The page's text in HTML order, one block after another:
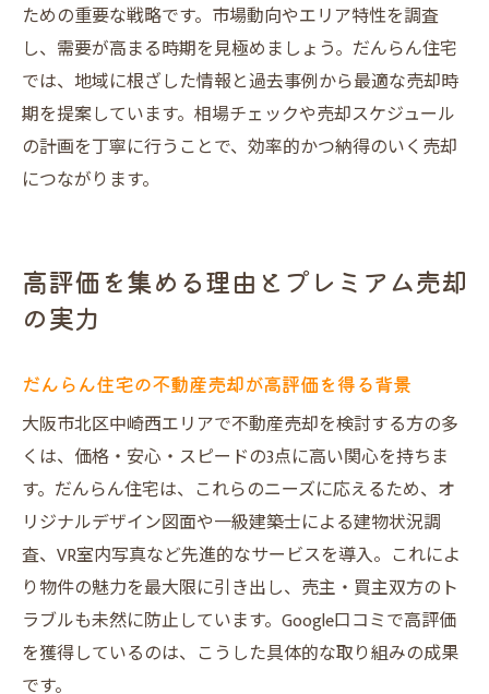
ための重要な戦略です。市場動向やエリア特性を調査
し、需要が高まる時期を見極めましょう。だんらん住宅
では、地域に根ざした情報と過去事例から最適な売却時
期を提案しています。相場チェックや売却スケジュール
の計画を丁寧に行うことで、効率的かつ納得のいく売却
につながります。
高評価を集める理由とプレミアム売却
の実力
だんらん住宅の不動産売却が高評価を得る背景
大阪市北区中崎西エリアで不動産売却を検討する方の多
くは、価格・安心・スピードの3点に高い関心を持ちま
す。だんらん住宅は、これらのニーズに応えるため、オ
リジナルデザイン図面や一級建築士による建物状況調
査、VR室内写真など先進的なサービスを導入。これによ
り物件の魅力を最大限に引き出し、売主・買主双方のト
ラブルも未然に防止しています。Google口コミで高評価
を獲得しているのは、こうした具体的な取り組みの成果
です。